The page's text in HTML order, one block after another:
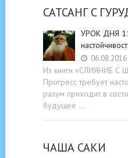
САТСАНГ C
УРОК ДНЯ
06.08.2016
Из книги «СЛИЯНИЕ
Прогресс требует
разум приходит в
будущее …
ЧАША САКИ